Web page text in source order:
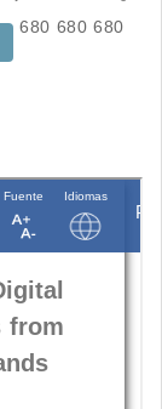
680 680 680